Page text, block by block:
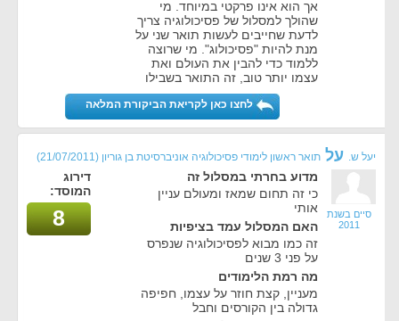
אך הוא אינו פרקטי במיוחד. מי
שהולך למסלול של פסיכולוגיה צריך
לדעת שחייבים לעשות תואר שני על
מנת להיות "פסיכולוג". מי שרוצה
ללמוד כדי להבין את העולם ואת
עצמו יותר טוב, זה התואר בשבילו
לחצו כאן לקריאת הביקורת המלאה
יעל ש. על תואר ראשון לימודי פסיכולוגיה אוניברסיטת בן גוריון (21/07/2011)
סיים בשנת
2011
מדוע בחרתי במסלול זה
כי זה תחום שמאז ומעולם עניין
אותי
האם המסלול עמד בציפיות
זה כמו מבוא לפסיכולוגיה שנפרס
על פני 3 שנים
מה רמת הלימודים
מעניין, קצת חוזר על עצמו, חפיפה
גדולה בין הקורסים וחבל
דירוג
המוסד:
8